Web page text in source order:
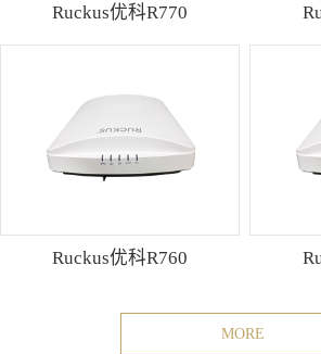
Ruckus优科R770
Ruckus优科R760
MORE